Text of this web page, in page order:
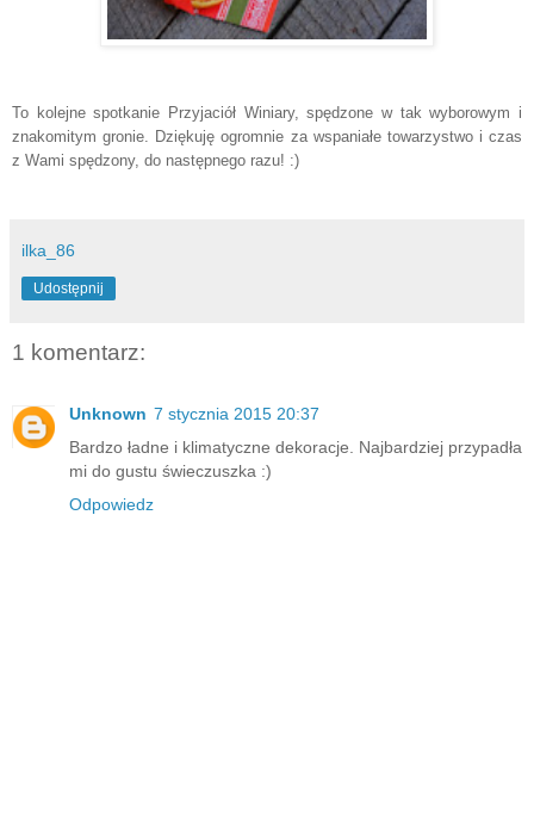
To kolejne spotkanie Przyjaciół Winiary, spędzone w tak wyborowym i
znakomitym gronie. Dziękuję ogromnie za wspaniałe towarzystwo i czas
z Wami spędzony, do następnego razu! :)
ilka_86
Udostępnij
1 komentarz:
Unknown 7 stycznia 2015 20:37
Bardzo ładne i klimatyczne dekoracje. Najbardziej przypadła
mi do gustu świeczuszka :)
Odpowiedz